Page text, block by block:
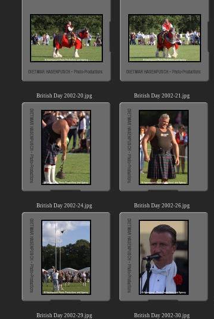
British Day 2002-20.jpg British Day 2002-21.jpg
British Day 2002-24.jpg British Day 2002-26.jpg
British Day 2002-29.jpg British Day 2002-30.jpg